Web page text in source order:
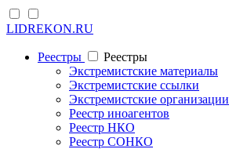
LIDREKON.RU
Реестры
Реестры
Экстремистские материалы
Экстремистские ссылки
Экстремистские организации
Реестр иноагентов
Реестр НКО
Реестр СОНКО